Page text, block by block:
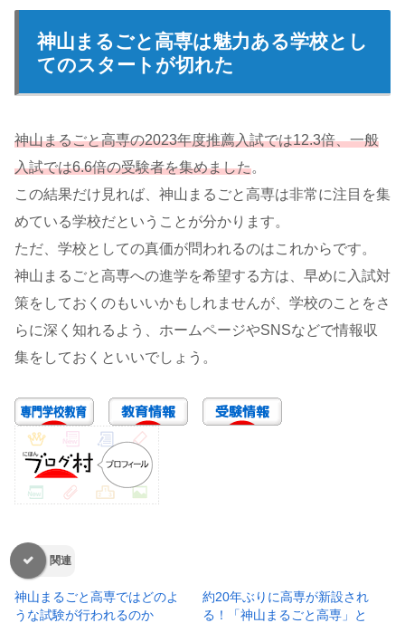
神山まるごと高専は魅力ある学校とし
てのスタートが切れた
神山まるごと高専の2023年度推薦入試では12.3倍、一般
入試では6.6倍の受験者を集めました。
この結果だけ見れば、神山まるごと高専は非常に注目を集
めている学校だということが分かります。
ただ、学校としての真価が問われるのはこれからです。
神山まるごと高専への進学を希望する方は、早めに入試対
策をしておくのもいいかもしれませんが、学校のことをさ
らに深く知れるよう、ホームページやSNSなどで情報収
集をしておくといいでしょう。
関連
神山まるごと高専ではどのよ
うな試験が行われるのか
約20年ぶりに高専が新設され
る！「神山まるごと高専」と